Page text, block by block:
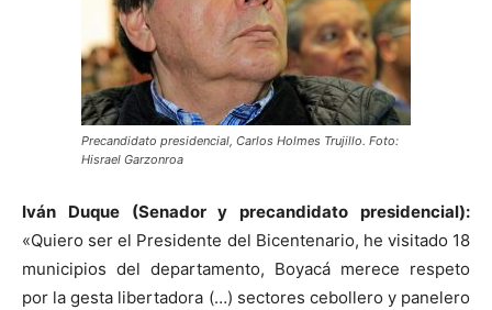
Precandidato presidencial, Carlos Holmes Trujillo. Foto:
Hisrael Garzonroa
Iván Duque (Senador y precandidato presidencial):
«Quiero ser el Presidente del Bicentenario, he visitado 18
municipios del departamento, Boyacá merece respeto
por la gesta libertadora (…) sectores cebollero y panelero